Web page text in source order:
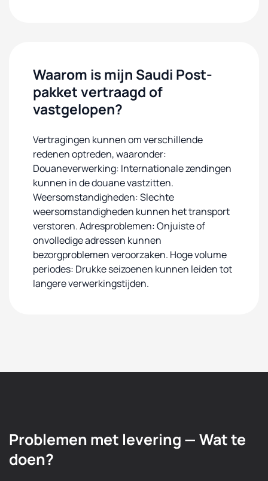
Waarom is mijn Saudi Post-
pakket vertraagd of
vastgelopen?
Vertragingen kunnen om verschillende
redenen optreden, waaronder:
Douaneverwerking: Internationale zendingen
kunnen in de douane vastzitten.
Weersomstandigheden: Slechte
weersomstandigheden kunnen het transport
verstoren. Adresproblemen: Onjuiste of
onvolledige adressen kunnen
bezorgproblemen veroorzaken. Hoge volume
periodes: Drukke seizoenen kunnen leiden tot
langere verwerkingstijden.
Problemen met levering — Wat te
doen?